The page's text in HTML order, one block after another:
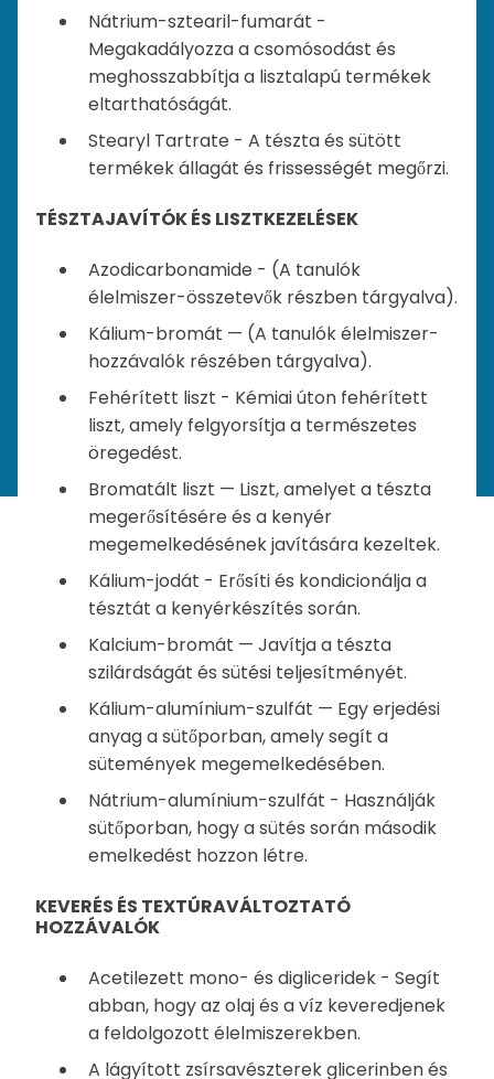
Nátrium-sztearil-fumarát -
Megakadályozza a csomósodást és
meghosszabbítja a lisztalapú termékek
eltarthatóságát.
Stearyl Tartrate - A tészta és sütött
termékek állagát és frissességét megőrzi.
TÉSZTAJAVÍTÓK ÉS LISZTKEZELÉSEK
Azodicarbonamide - (A tanulók
élelmiszer-összetevők részben tárgyalva).
Kálium-bromát — (A tanulók élelmiszer-
hozzávalók részében tárgyalva).
Fehérített liszt - Kémiai úton fehérített
liszt, amely felgyorsítja a természetes
öregedést.
Bromatált liszt — Liszt, amelyet a tészta
megerősítésére és a kenyér
megemelkedésének javítására kezeltek.
Kálium-jodát - Erősíti és kondicionálja a
tésztát a kenyérkészítés során.
Kalcium-bromát — Javítja a tészta
szilárdságát és sütési teljesítményét.
Kálium-alumínium-szulfát — Egy erjedési
anyag a sütőporban, amely segít a
sütemények megemelkedésében.
Nátrium-alumínium-szulfát - Használják
sütőporban, hogy a sütés során második
emelkedést hozzon létre.
KEVERÉS ÉS TEXTÚRAVÁLTOZTATÓ
HOZZÁVALÓK
Acetilezett mono- és digliceridek - Segít
abban, hogy az olaj és a víz keveredjenek
a feldolgozott élelmiszerekben.
A lágyított zsírsavészterek glicerinben és